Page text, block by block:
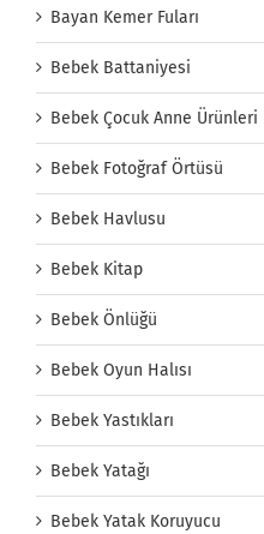
Bayan Kemer Fuları
Bebek Battaniyesi
Bebek Çocuk Anne Ürünleri
Bebek Fotoğraf Örtüsü
Bebek Havlusu
Bebek Kitap
Bebek Önlüğü
Bebek Oyun Halısı
Bebek Yastıkları
Bebek Yatağı
Bebek Yatak Koruyucu